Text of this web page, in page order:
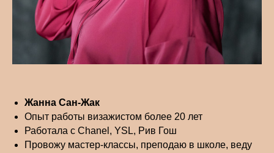
Жанна Сан-Жак
Опыт работы визажистом более 20 лет
Работала с Chanel, YSL, Рив Гош
Провожу мастер-классы, преподаю в школе, веду